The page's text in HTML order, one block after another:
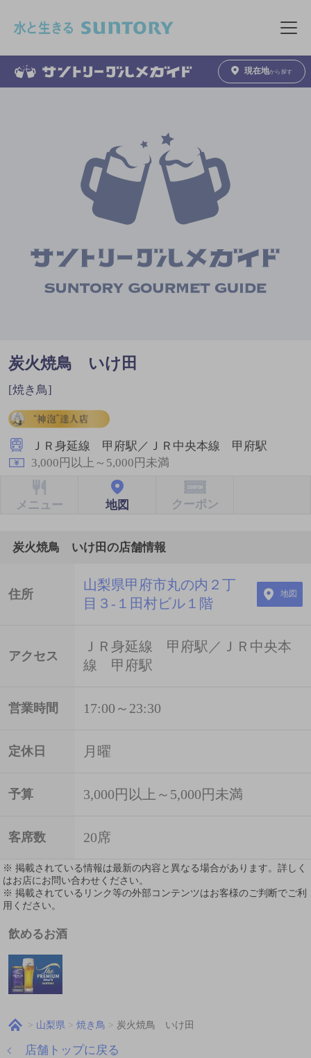
メニュ
現在地から探す
炭火焼鳥 いけ田
[焼き鳥]
ＪＲ身延線 甲府駅／ＪＲ中央本線 甲府駅
3,000円以上～5,000円未満
メニュー 地図 クーポン
炭火焼鳥 いけ田の店舗情報
住所
山梨県甲府市丸の内２丁
目３-１田村ビル１階
地図
アクセス
ＪＲ身延線 甲府駅／ＪＲ中央本
線 甲府駅
営業時間 17:00～23:30
定休日 月曜
予算 3,000円以上～5,000円未満
客席数 20席
※ 掲載されている情報は最新の内容と異なる場合があります。詳しく
はお店にお問い合わせください。
※ 掲載されているリンク等の外部コンテンツはお客様のご判断でご利
用ください。
飲めるお酒
山梨県 焼き鳥 炭火焼鳥 いけ田
店舗トップに戻る